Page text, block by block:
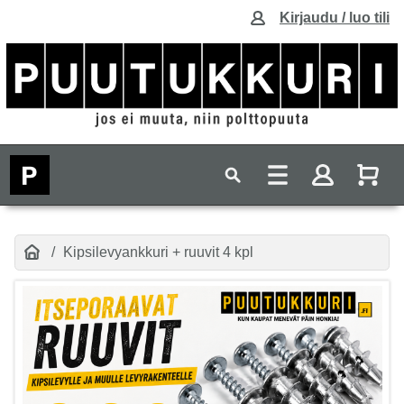
Kirjaudu / luo tili
Kipsilevyankkuri + ruuvit 4 kpl